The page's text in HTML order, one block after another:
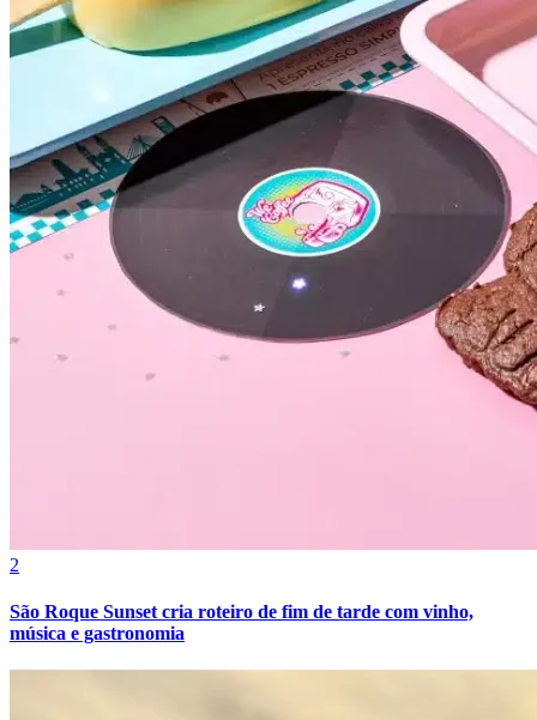
Internacional
2
São Roque Sunset cria roteiro de fim de tarde com vinho,
música e gastronomia